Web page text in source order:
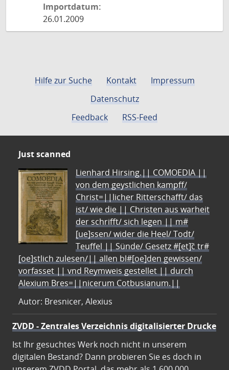
Importdatum:
26.01.2009
Hilfe zur Suche Kontakt
Impressum
Datenschutz
Feedback
RSS-Feed
Just scanned
Lienhard Hirsing.|| COMOEDIA ||
von dem geystlichen kampff/
Christ=||licher Ritterschafft/ das
ist/ wie die || Christen aus warheit
der schrifft/ sich legen || m#
[ue]ssen/ wider die Heel/ Todt/
Teuffel || Sünde/ Gesetz #[et]c̃ tr#
[oe]stlich zulesen/|| allen bl#[oe]den gewissen/
vorfasset || vnd Reymweis gestellet || durch
Alexium Bres=||nicerum Cotbusianum.||
Autor: Bresnicer, Alexius
ZVDD - Zentrales Verzeichnis digitalisierter Drucke
Ist Ihr gesuchtes Werk noch nicht in unserem
digitalen Bestand? Dann probieren Sie es doch in